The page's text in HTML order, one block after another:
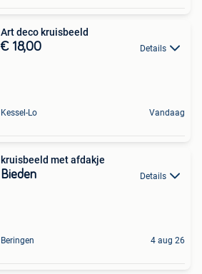
Art deco kruisbeeld
€ 18,00 Details
Kessel-Lo Vandaag
kruisbeeld met afdakje
Bieden Details
Beringen 4 aug 26